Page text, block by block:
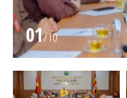
01/10